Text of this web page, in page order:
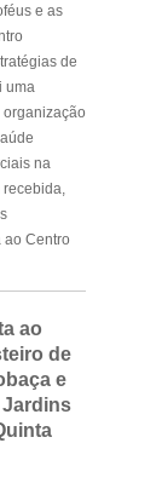
e as
de
uma
na
ao Centro
ao
de
e